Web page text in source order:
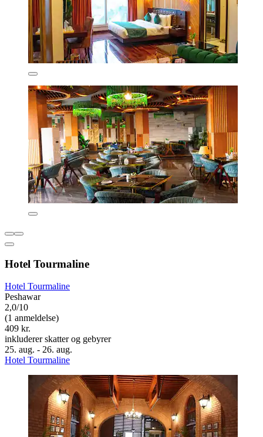
Hotel Tourmaline
Hotel Tourmaline
Peshawar
2,0/10
(1 anmeldelse)
409 kr.
inkluderer skatter og gebyrer
25. aug. - 26. aug.
Hotel Tourmaline